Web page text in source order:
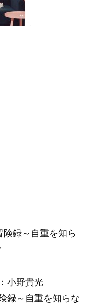
録～自重を知ら
小野貴光
録～自重を知らな